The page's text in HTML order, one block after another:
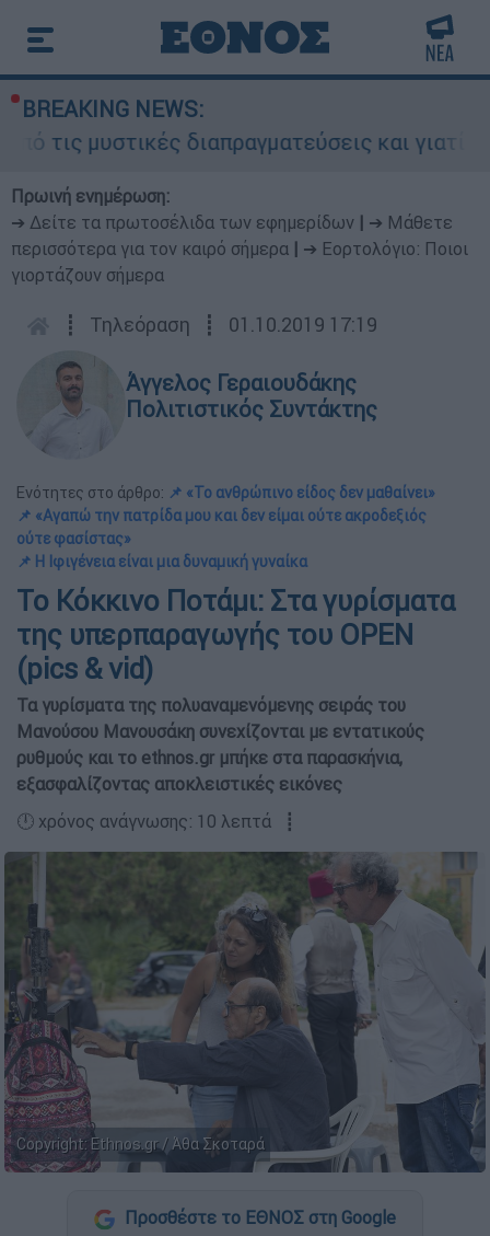
BREAKING NEWS:
διαπραγματεύσεις και γιατί αντιδρούν οι
Πρωινή ενημέρωση:
➔ Δείτε τα πρωτοσέλιδα των εφημερίδων
➔ Μάθετε
περισσότερα για τον καιρό σήμερα
➔ Εορτολόγιο: Ποιοι
γιορτάζουν σήμερα
┋ Τηλεόραση ┋ 01.10.2019 17:19
Άγγελος Γεραιουδάκης
Πολιτιστικός Συντάκτης
Ενότητες στο άρθρο: 📌 «Το ανθρώπινο είδος δεν μαθαίνει»
📌 «Αγαπώ την πατρίδα μου και δεν είμαι ούτε ακροδεξιός
ούτε φασίστας»
📌 Η Ιφιγένεια είναι μια δυναμική γυναίκα
Το Κόκκινο Ποτάμι: Στα γυρίσματα
της υπερπαραγωγής του OPEN
(pics & vid)
Τα γυρίσµατα της πολυαναµενόµενης σειράς του
Μανούσου Μανουσάκη συνεχίζονται µε εντατικούς
ρυθµούς και το ethnos.gr µπήκε στα παρασκήνια,
εξασφαλίζοντας αποκλειστικές εικόνες
🕛 χρόνος ανάγνωσης: 10 λεπτά ┋
Copyright: Ethnos.gr / Άθα Σκοταρά
Προσθέστε το ΕΘΝΟΣ στη Google